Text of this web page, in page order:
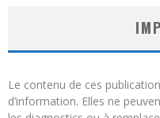
Le contenu de ces
d’information. Elles ne